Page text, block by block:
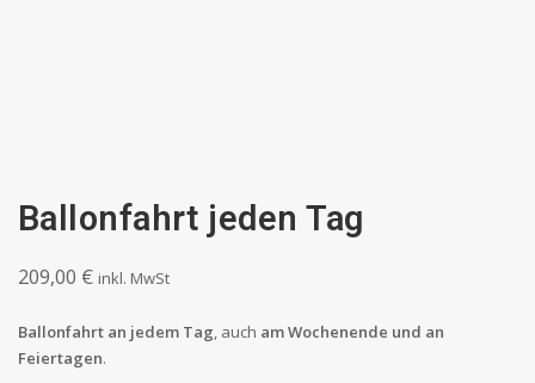
Ballonfahrt jeden Tag
209,00 € inkl. MwSt
Ballonfahrt an jedem Tag, auch am Wochenende und an
Feiertagen.